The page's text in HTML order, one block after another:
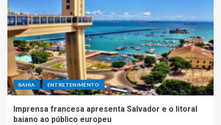
BAHIA ENTRETENIMENTO
Imprensa francesa apresenta Salvador e o litoral
baiano ao público europeu